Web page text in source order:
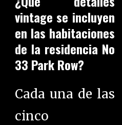
vintage se incluyen
en las habitaciones
de la residencia No
33 Park Row?
Cada una de las
cinco